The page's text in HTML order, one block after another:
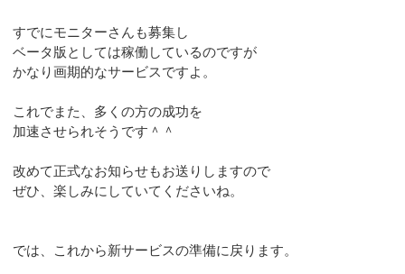
すでにモニターさんも募集し
ベータ版としては稼働しているのですが
かなり画期的なサービスですよ。
これでまた、多くの方の成功を
加速させられそうです＾＾
改めて正式なお知らせもお送りしますので
ぜひ、楽しみにしていてくださいね。
では、これから新サービスの準備に戻ります。